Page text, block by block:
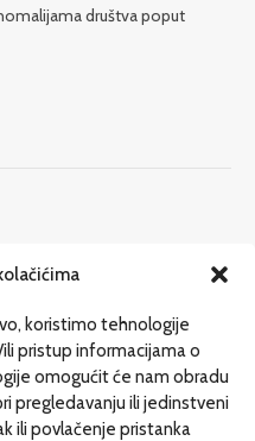
koristimo tehnologije
pristup informacijama o
omogućit će nam obradu
pregledavanju ili jedinstveni
ili povlačenje pristanka
društva poput